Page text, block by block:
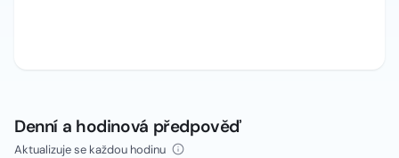
Denní a hodinová předpověď
Aktualizuje se každou hodinu